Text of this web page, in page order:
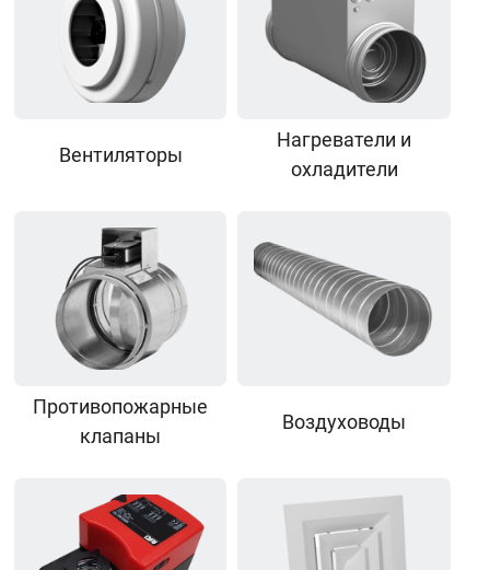
Вентиляторы
Нагреватели и
охладители
Противопожарные
клапаны
Воздуховоды